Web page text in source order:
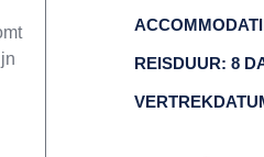
REISDUUR: 8